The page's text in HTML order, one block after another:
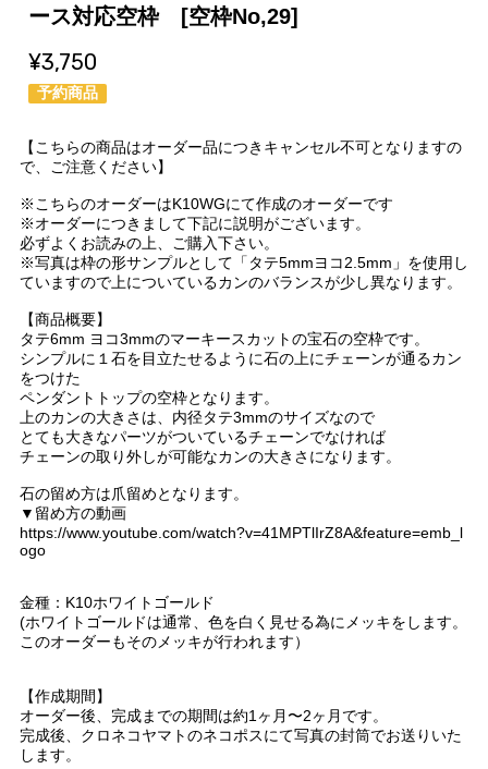
ース対応空枠 [空枠No,29]
¥3,750
予約商品
【こちらの商品はオーダー品につきキャンセル不可となりますの
で、ご注意ください】
※こちらのオーダーはK10WGにて作成のオーダーです
※オーダーにつきまして下記に説明がございます。
必ずよくお読みの上、ご購入下さい。
※写真は枠の形サンプルとして「タテ5mmヨコ2.5mm」を使用し
ていますので上についているカンのバランスが少し異なります。
【商品概要】
タテ6mm ヨコ3mmのマーキースカットの宝石の空枠です。
シンプルに１石を目立たせるように石の上にチェーンが通るカン
をつけた
ペンダントトップの空枠となります。
上のカンの大きさは、内径タテ3mmのサイズなので
とても大きなパーツがついているチェーンでなければ
チェーンの取り外しが可能なカンの大きさになります。
石の留め方は爪留めとなります。
▼留め方の動画
https://www.youtube.com/watch?v=41MPTlIrZ8A&feature=emb_l
ogo
金種：K10ホワイトゴールド
(ホワイトゴールドは通常、色を白く見せる為にメッキをします。
このオーダーもそのメッキが行われます）
【作成期間】
オーダー後、完成までの期間は約1ヶ月〜2ヶ月です。
完成後、クロネコヤマトのネコポスにて写真の封筒でお送りいた
します。